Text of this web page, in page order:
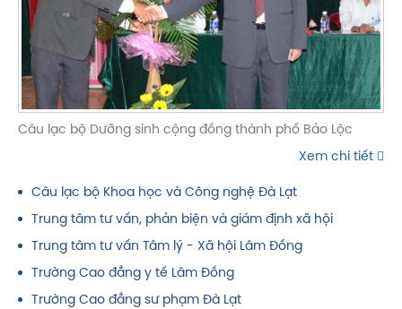
Câu lạc bộ Dưỡng sinh cộng đồng thành phố Bảo Lộc
Xem chi tiết
Câu lạc bộ Khoa học và Công nghệ Đà Lạt
Trung tâm tư vấn, phản biện và giám định xã hội
Trung tâm tư vấn Tâm lý - Xã hội Lâm Đồng
Trường Cao đẳng y tế Lâm Đồng
Trường Cao đẳng sư phạm Đà Lạt